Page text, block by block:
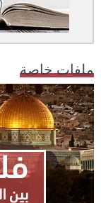
ملفات خاصة